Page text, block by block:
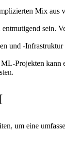
Mix aus
sein.
und -
Projekten kann
um eine